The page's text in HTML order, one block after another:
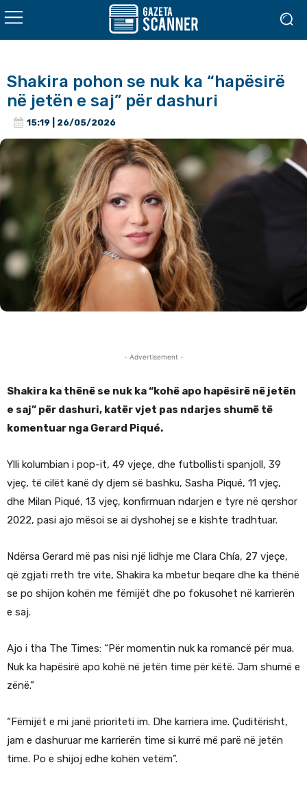
Shakira pohon se nuk ka “hapësirë
në jetën e saj” për dashuri
15:19 | 26/05/2026
- Advertisement -
Shakira ka thënë se nuk ka “kohë apo hapësirë në jetën
e saj” për dashuri, katër vjet pas ndarjes shumë të
komentuar nga Gerard Piqué.
Ylli kolumbian i pop-it, 49 vjeçe, dhe futbollisti spanjoll, 39
vjeç, të cilët kanë dy djem së bashku, Sasha Piqué, 11 vjeç,
dhe Milan Piqué, 13 vjeç, konfirmuan ndarjen e tyre në qershor
2022, pasi ajo mësoi se ai dyshohej se e kishte tradhtuar.
Ndërsa Gerard më pas nisi një lidhje me Clara Chía, 27 vjeçe,
që zgjati rreth tre vite, Shakira ka mbetur beqare dhe ka thënë
se po shijon kohën me fëmijët dhe po fokusohet në karrierën
e saj.
Ajo i tha The Times: “Për momentin nuk ka romancë për mua.
Nuk ka hapësirë apo kohë në jetën time për këtë. Jam shumë e
zënë.”
“Fëmijët e mi janë prioriteti im. Dhe karriera ime. Çuditërisht,
jam e dashuruar me karrierën time si kurrë më parë në jetën
time. Po e shijoj edhe kohën vetëm”.